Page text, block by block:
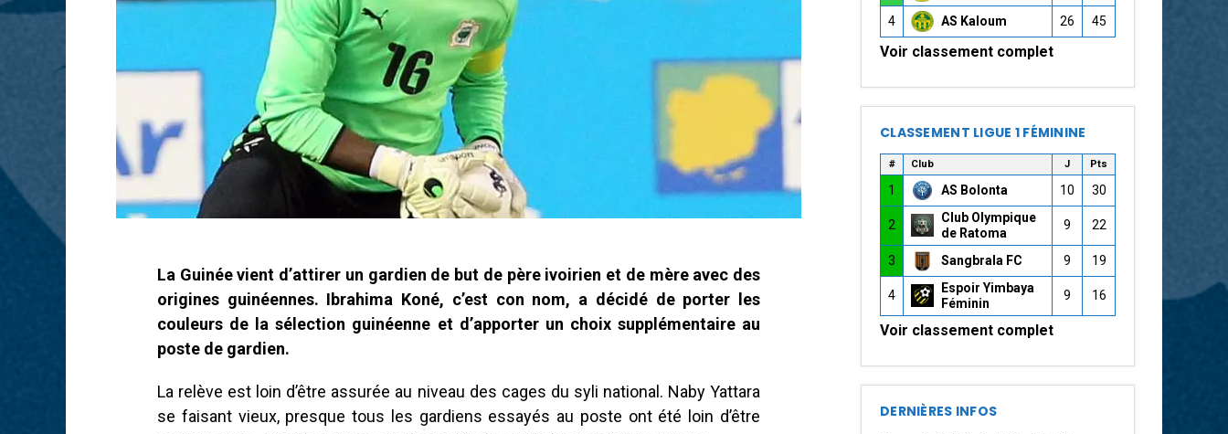
La Guinée vient d’attirer un gardien de but de père ivoirien et de mère avec des
origines guinéennes. Ibrahima Koné, c’est con nom, a décidé de porter les
couleurs de la sélection guinéenne et d’apporter un choix supplémentaire au
poste de gardien.
La relève est loin d’être assurée au niveau des cages du syli national. Naby Yattara
se faisant vieux, presque tous les gardiens essayés au poste ont été loin d’être
4 AS Kaloum 26 45
Voir classement complet
CLASSEMENT LIGUE 1 FÉMININE
# Club J Pts
1 AS Bolonta 10 30
2
Club Olympique
de Ratoma
9 22
3 Sangbrala FC 9 19
4
Espoir Yimbaya
Féminin
9 16
Voir classement complet
DERNIÈRES INFOS